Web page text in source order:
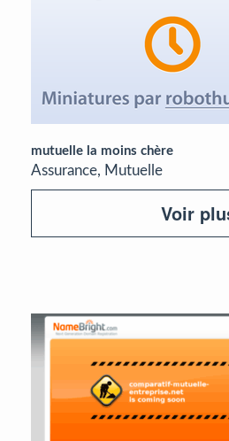
mutuelle la moins chère
Assurance, Mutuelle
Voir